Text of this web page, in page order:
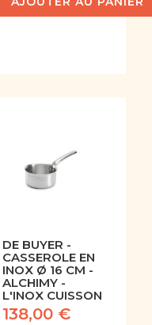
DE BUYER -
CASSEROLE EN
INOX Ø 16 CM -
ALCHIMY -
L'INOX CUISSON
138,00 €